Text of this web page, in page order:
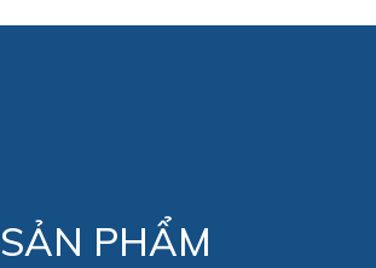
SẢN PHẨM